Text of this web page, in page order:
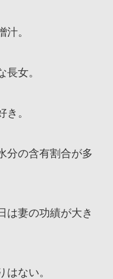
。
女。
。
分の含有割合が多
は妻の功績が大き
ない。